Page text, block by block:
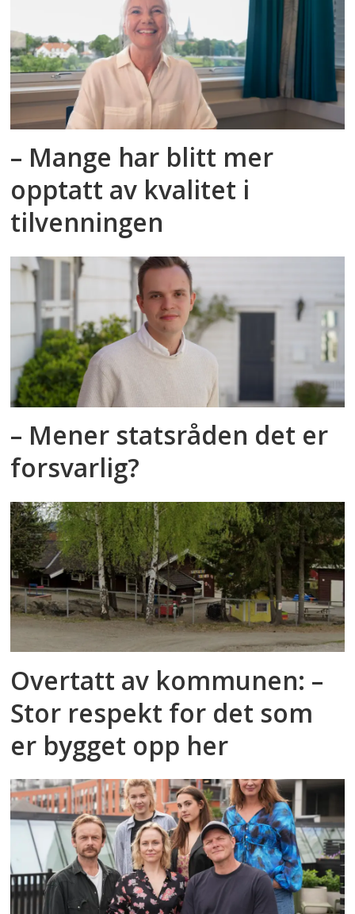
– Mange har blitt mer
opptatt av kvalitet i
tilvenningen
– Mener statsråden det er
forsvarlig?
Overtatt av kommunen: –
Stor respekt for det som
er bygget opp her